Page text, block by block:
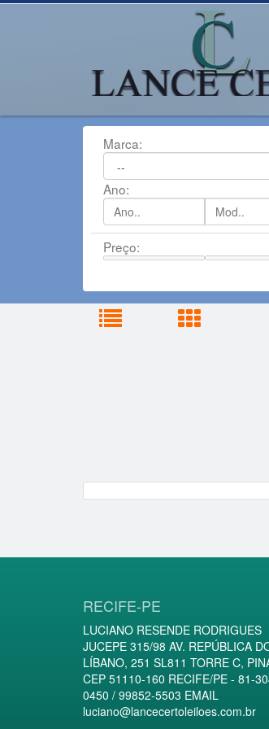
Marca:
Ano:
Preço:
RECIFE-PE
LUCIANO RESENDE RODRIGUES
JUCEPE 315/98 AV. REPÚBLICA
LÍBANO, 251 SL811 TORRE C,
CEP 51110-160 RECIFE/PE - 81-
0450 / 99852-5503 EMAIL
luciano@lancecertoleiloes.com.br